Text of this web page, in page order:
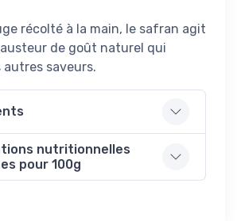
récolté à la main, le safran agit
de goût naturel qui
saveurs.
nutritionnelles
pour 100g